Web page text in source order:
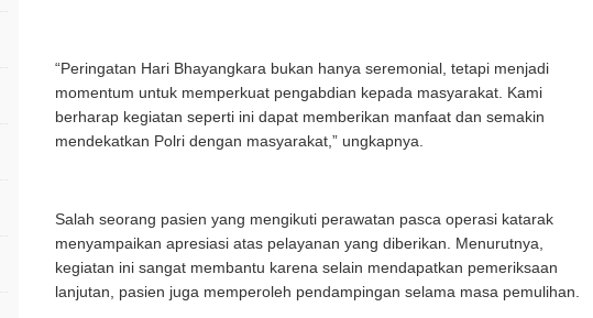
“Peringatan Hari Bhayangkara bukan hanya seremonial, tetapi menjadi
momentum untuk memperkuat pengabdian kepada masyarakat. Kami
berharap kegiatan seperti ini dapat memberikan manfaat dan semakin
mendekatkan Polri dengan masyarakat,” ungkapnya.
Salah seorang pasien yang mengikuti perawatan pasca operasi katarak
menyampaikan apresiasi atas pelayanan yang diberikan. Menurutnya,
kegiatan ini sangat membantu karena selain mendapatkan pemeriksaan
lanjutan, pasien juga memperoleh pendampingan selama masa pemulihan.